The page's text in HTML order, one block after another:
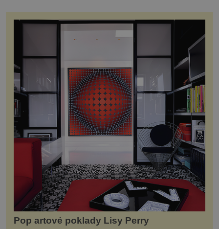
Pop artové poklady Lisy Perry